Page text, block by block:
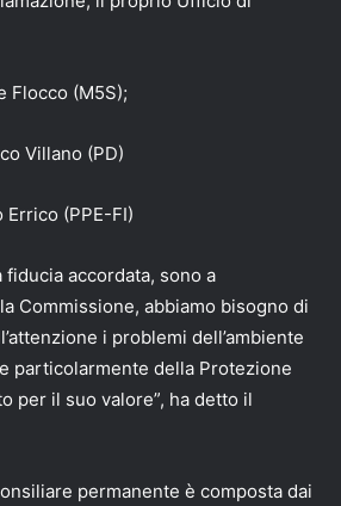
Flocco (M5S);
Villano (PD)
Errico (PPE-FI)
accordata, sono a
Commissione, abbiamo bisogno di
i problemi dell’ambiente
particolarmente della Protezione
per il suo valore”, ha detto il
permanente è composta dai